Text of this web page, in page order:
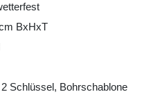
BxHxT
Schlüssel, Bohrschablone